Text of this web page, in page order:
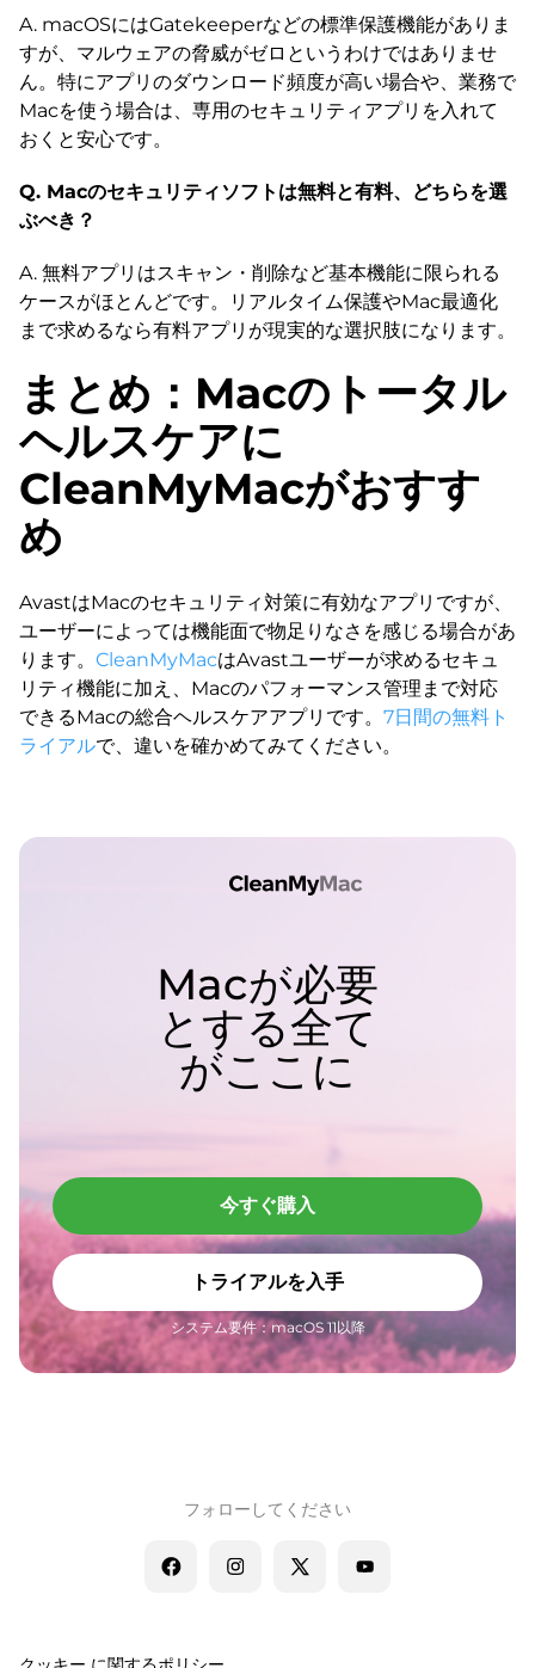
A. macOSにはGatekeeperなどの標準保護機能がありま
すが、マルウェアの脅威がゼロというわけではありませ
ん。特にアプリのダウンロード頻度が高い場合や、業務で
Macを使う場合は、専用のセキュリティアプリを入れて
おくと安心です。
Q. Macのセキュリティソフトは無料と有料、どちらを選
ぶべき？
A. 無料アプリはスキャン・削除など基本機能に限られる
ケースがほとんどです。リアルタイム保護やMac最適化
まで求めるなら有料アプリが現実的な選択肢になります。
まとめ：Macのトータル
ヘルスケアに
CleanMyMacがおすす
め
AvastはMacのセキュリティ対策に有効なアプリですが、
ユーザーによっては機能面で物足りなさを感じる場合があ
ります。 CleanMyMacはAvastユーザーが求めるセキュ
リティ機能に加え、Macのパフォーマンス管理まで対応
できるMacの総合ヘルスケアアプリです。 7日間の無料ト
ライアルで、違いを確かめてみてください。
Macが必要
とする全て
がここに
今すぐ購入
トライアルを入手
システム要件：macOS 11以降
フォローしてください